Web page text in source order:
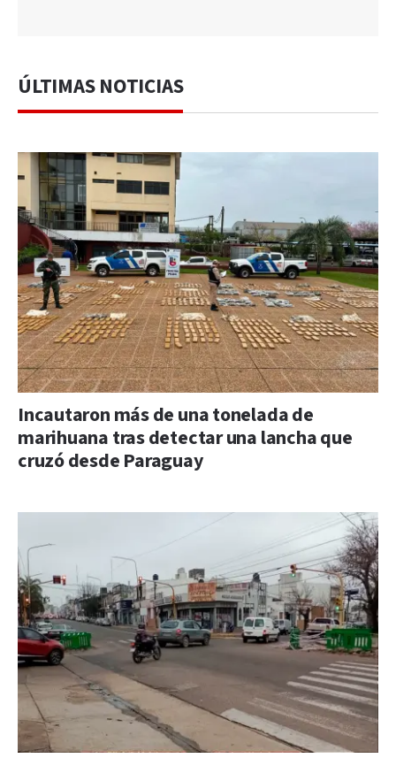
ÚLTIMAS NOTICIAS
Incautaron más de una tonelada de
marihuana tras detectar una lancha que
cruzó desde Paraguay